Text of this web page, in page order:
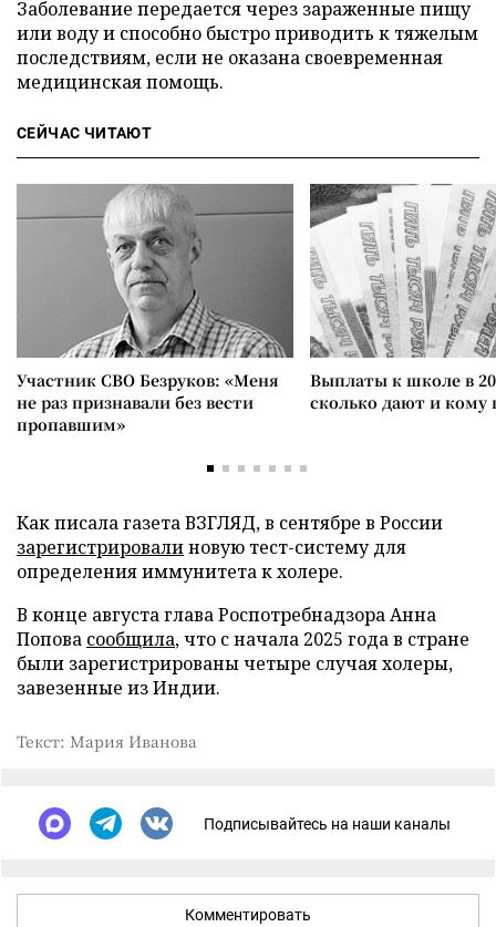
Заболевание передается через зараженные пищу
или воду и способно быстро приводить к тяжелым
последствиям, если не оказана своевременная
медицинская помощь.
СЕЙЧАС ЧИТАЮТ
Участник СВО Безруков: «Меня
не раз признавали без вести
пропавшим»
Выплаты к школе в
сколько дают и
Как писала газета ВЗГЛЯД, в сентябре в России
зарегистрировалиновую тест-систему для
определения иммунитета к холере.
В конце августа глава Роспотребнадзора Анна
Попова сообщила, что с начала 2025 года в стране
были зарегистрированы четыре случая холеры,
завезенные из Индии.
Текст: Мария Иванова
Подписывайтесь на наши каналы
Комментировать